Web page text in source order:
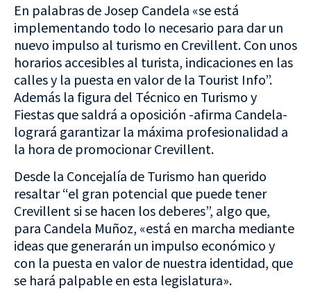
En palabras de Josep Candela «se está
implementando todo lo necesario para dar un
nuevo impulso al turismo en Crevillent. Con unos
horarios accesibles al turista, indicaciones en las
calles y la puesta en valor de la Tourist Info”.
Además la figura del Técnico en Turismo y
Fiestas que saldrá a oposición -afirma Candela-
logrará garantizar la máxima profesionalidad a
la hora de promocionar Crevillent.
Desde la Concejalía de Turismo han querido
resaltar “el gran potencial que puede tener
Crevillent si se hacen los deberes”, algo que,
para Candela Muñoz, «está en marcha mediante
ideas que generarán un impulso económico y
con la puesta en valor de nuestra identidad, que
se hará palpable en esta legislatura».